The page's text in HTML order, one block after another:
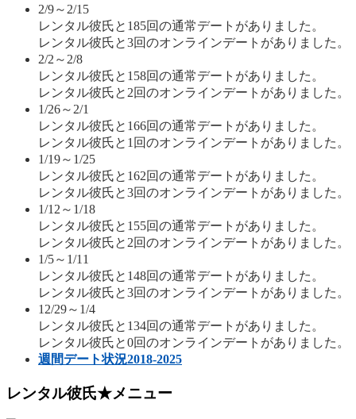
2/9～2/15
レンタル彼氏と185回の通常デートがありました。
レンタル彼氏と3回のオンラインデートがありました。
2/2～2/8
レンタル彼氏と158回の通常デートがありました。
レンタル彼氏と2回のオンラインデートがありました。
1/26～2/1
レンタル彼氏と166回の通常デートがありました。
レンタル彼氏と1回のオンラインデートがありました。
1/19～1/25
レンタル彼氏と162回の通常デートがありました。
レンタル彼氏と3回のオンラインデートがありました。
1/12～1/18
レンタル彼氏と155回の通常デートがありました。
レンタル彼氏と2回のオンラインデートがありました。
1/5～1/11
レンタル彼氏と148回の通常デートがありました。
レンタル彼氏と3回のオンラインデートがありました。
12/29～1/4
レンタル彼氏と134回の通常デートがありました。
レンタル彼氏と0回のオンラインデートがありました。
週間デート状況2018-2025
レンタル彼氏★メニュー